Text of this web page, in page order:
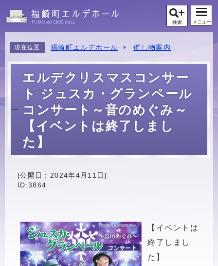
検索 メニュー
現在位置 福崎町エルデホール 催し物案内
エルデクリスマスコンサー
ト ジュスカ・グランペール
コンサート～音のめぐみ～
【イベントは終了しまし
た】
[公開日： 2024年4月11日]
ID:3864
【イベントは
終了しまし
た】